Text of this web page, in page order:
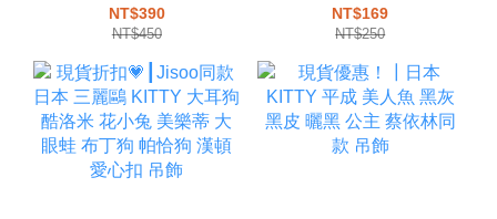
開運 原子筆
NT$390
NT$450
樂蒂 布丁狗 花小兔 帕恰
狗 庫洛米 醜魚
NT$169
NT$250